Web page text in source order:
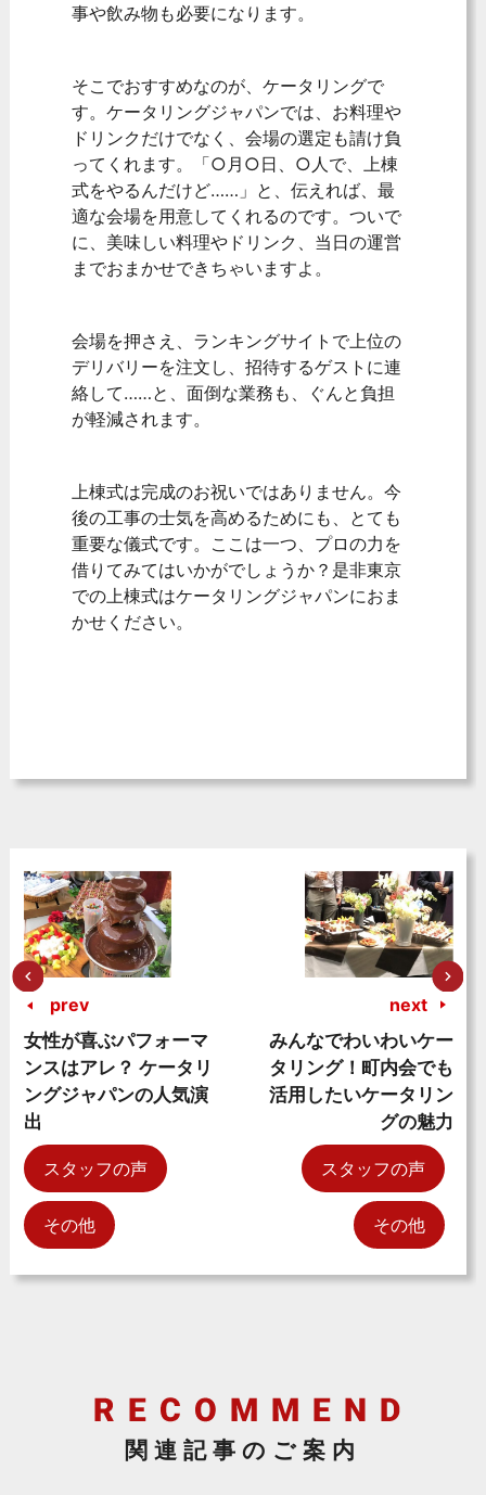
事や飲み物も必要になります。
そこでおすすめなのが、ケータリングで
す。ケータリングジャパンでは、お料理や
ドリンクだけでなく、会場の選定も請け負
ってくれます。「○月○日、○人で、上棟
式をやるんだけど……」と、伝えれば、最
適な会場を用意してくれるのです。ついで
に、美味しい料理やドリンク、当日の運営
までおまかせできちゃいますよ。
会場を押さえ、ランキングサイトで上位の
デリバリーを注文し、招待するゲストに連
絡して……と、面倒な業務も、ぐんと負担
が軽減されます。
上棟式は完成のお祝いではありません。今
後の工事の士気を高めるためにも、とても
重要な儀式です。ここは一つ、プロの力を
借りてみてはいかがでしょうか？是非東京
での上棟式はケータリングジャパンにおま
かせください。
prev
女性が喜ぶパフォーマ
ンスはアレ？ ケータリ
ングジャパンの人気演
出
スタッフの声
その他
next
みんなでわいわいケー
タリング！町内会でも
活用したいケータリン
グの魅力
スタッフの声
その他
関連記事のご案内